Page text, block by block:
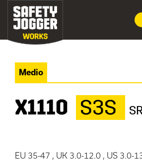
Medio
X1110 S3S
EU 35-47 , UK 3.0-12.0 , US 3.0-